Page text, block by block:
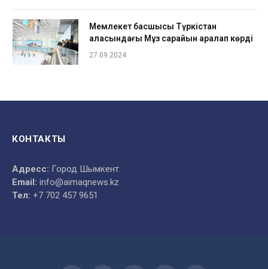
Мемлекет басшысы Түркістан
қаласындағы Мұз сарайын аралап көрді
27.09.2024
КОНТАКТЫ
Адресс: Город Шымкент.
Email: info@aimaqnews.kz
Тел: +7 702 457 9651